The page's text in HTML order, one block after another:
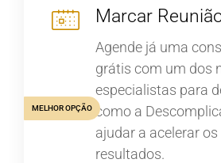
Marcar
Agende já uma
grátis com um dos
especialistas para
como a
ajudar a acelerar os
resultados.
MELHOR OPÇÃO